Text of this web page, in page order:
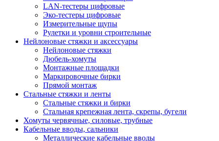
LAN-тестеры цифровые
Эко-тестеры цифровые
Измерительные щупы
Рулетки и уровни строительные
Нейлоновые стяжки и аксессуары
Нейлоновые стяжки
Дюбель-хомуты
Монтажные площадки
Маркировочные бирки
Прямой монтаж
Стальные стяжки и ленты
Стальные стяжки и бирки
Стальная крепежная лента, скрепы, бугели
Хомуты червячные, силовые, трубные
Кабельные вводы, сальники
Металлические кабельные вводы